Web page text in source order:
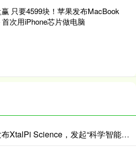
只要4599块！苹果发布MacBook
首次用iPhone芯片做电脑
乐牛配资 晶泰科技发布XtalPi Science，发起“科学智能开放生态联盟”